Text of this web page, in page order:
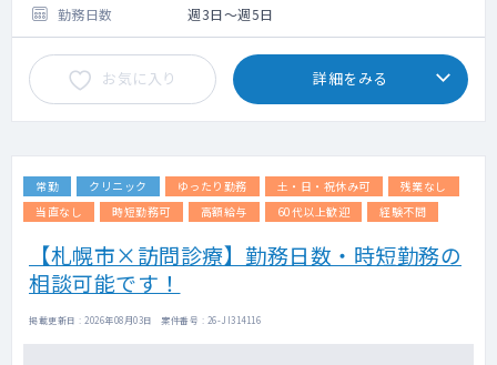
◇電子カルテ：BML -メディカルステーショ
ン-
勤務日数 週3日～週5日
お気に入り 詳細をみる
常勤 クリニック ゆったり勤務 土・日・祝休み可
残業なし
当直なし
時短勤務可 高額給与 60代以上歓迎 経験不問
【札幌市×訪問診療】勤務日数・時短勤務の
相談可能です！
掲載更新日 : 2026年08月03日 案件番号 : 26-JI314116